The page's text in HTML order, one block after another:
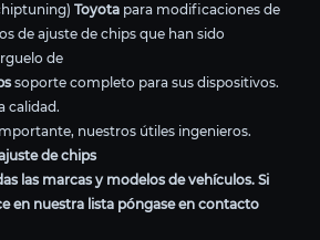
Toyota para modificaciones de
de ajuste de chips que han sido
de
soporte completo para sus dispositivos.
calidad.
nuestros útiles ingenieros.
de chips
las marcas y modelos de vehículos. Si
en nuestra lista póngase en contacto